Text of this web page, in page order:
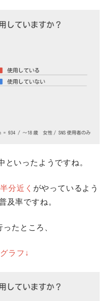
いったようですね。
分近く がやっているよう
及率ですね。
たところ、
ラフ↓